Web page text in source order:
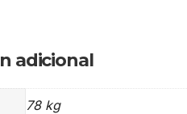
adicional
78 kg